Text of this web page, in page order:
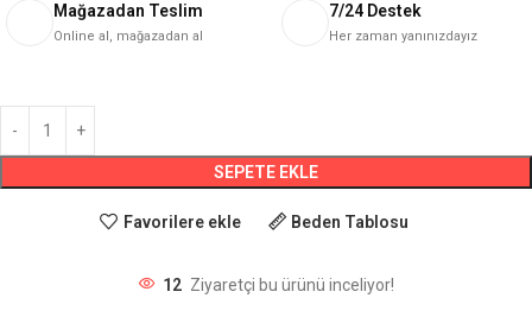
Mağazadan Teslim
Online al, mağazadan al
7/24 Destek
Her zaman yanınızdayız
SEPETE EKLE
Favorilere ekle Beden Tablosu
12 Ziyaretçi bu ürünü inceliyor!